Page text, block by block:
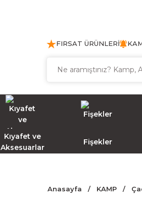
FIRSAT ÜRÜNLERİ
Kıyafet ve
Aksesuarlar
Fişekler
Anasayfa KAMP